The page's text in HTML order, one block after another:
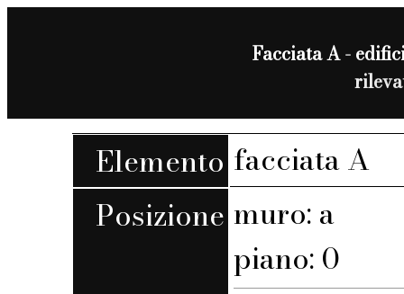
Facciata A -
Elemento facciata A
Posizione muro: a
piano: 0